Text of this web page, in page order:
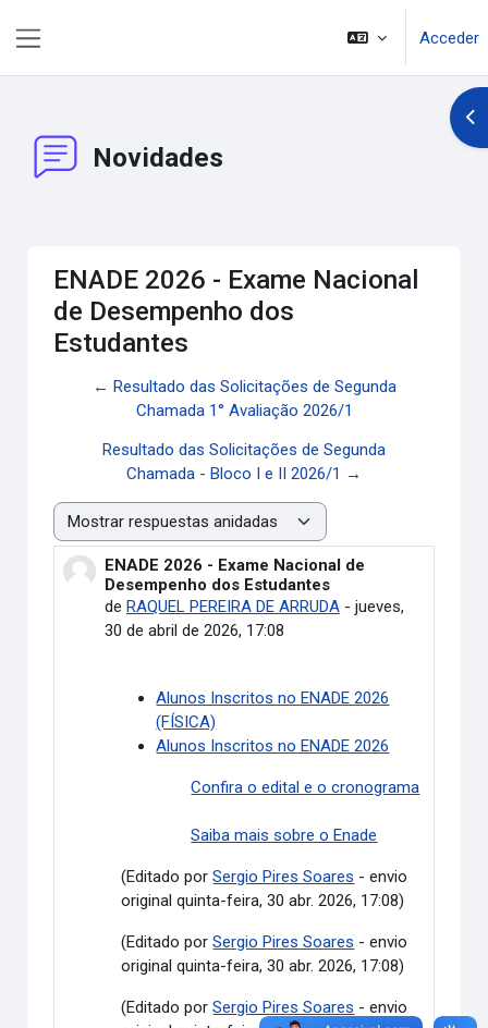
Acceder
Novidades
ENADE 2026 - Exame Nacional
de Desempenho dos
Estudantes
← Resultado das Solicitações de Segunda
Chamada 1° Avaliação 2026/1
Resultado das Solicitações de Segunda
Chamada - Bloco I e II 2026/1 →
Mostrar modo
ENADE 2026 - Exame Nacional de
Desempenho dos Estudantes
de RAQUEL PEREIRA DE ARRUDA- jueves,
30 de abril de 2026, 17:08
Número de respuestas: 0
Alunos Inscritos no ENADE 2026
(FÍSICA)
Alunos Inscritos no ENADE 2026
Confira o edital e o cronograma
Saiba mais sobre o Enade
(Editado porSergio Pires Soares - envio
original quinta-feira, 30 abr. 2026, 17:08)
(Editado porSergio Pires Soares - envio
original quinta-feira, 30 abr. 2026, 17:08)
(Editado porSergio Pires Soares - envio